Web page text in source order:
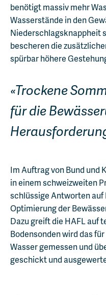
benötigt massiv mehr
Wasserstände in den
Niederschlagsknappheit
bescheren die
spürbar höhere
Trockene
für die
Im Auftrag von Bund und
in einem schweizweiten
schlüssige Antworten auf
Optimierung der
Dazu greift die HAFL auf
Bodensonden wird das
Wasser gemessen und
geschickt und